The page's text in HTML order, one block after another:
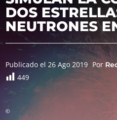
DOS
NEUTRONES
Publicado el 26 Ago 2019 Por
449
©